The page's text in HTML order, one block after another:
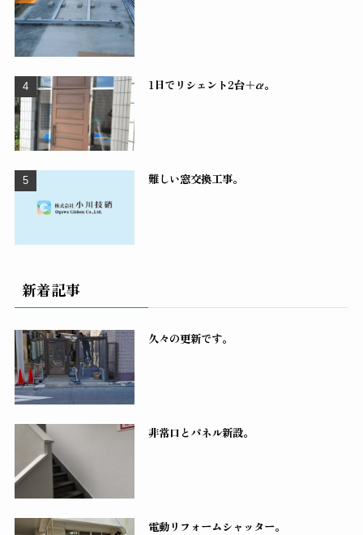
1日でリシェント2台＋α。
難しい窓交換工事。
新着記事
久々の更新です。
非常口とパネル新設。
電動リフォームシャッター。